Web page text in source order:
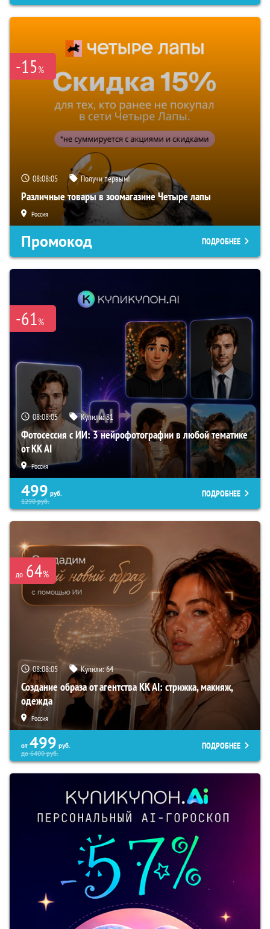
-15%
08:08:04 Получи первым!
Различные товары в зоомагазине Четыре лапы
Россия
Промокод ПОДРОБНЕЕ
-61%
08:08:04 Купили:81
Фотосессия с ИИ: 3 нейрофотографии в любой тематике
от KK AI
Россия
499 руб.
1290руб.
ПОДРОБНЕЕ
до 64%
08:08:04 Купили:64
Создание образа от агентства KK AI: стрижка, макияж,
одежда
Россия
от 499 руб.
до6400руб.
ПОДРОБНЕЕ